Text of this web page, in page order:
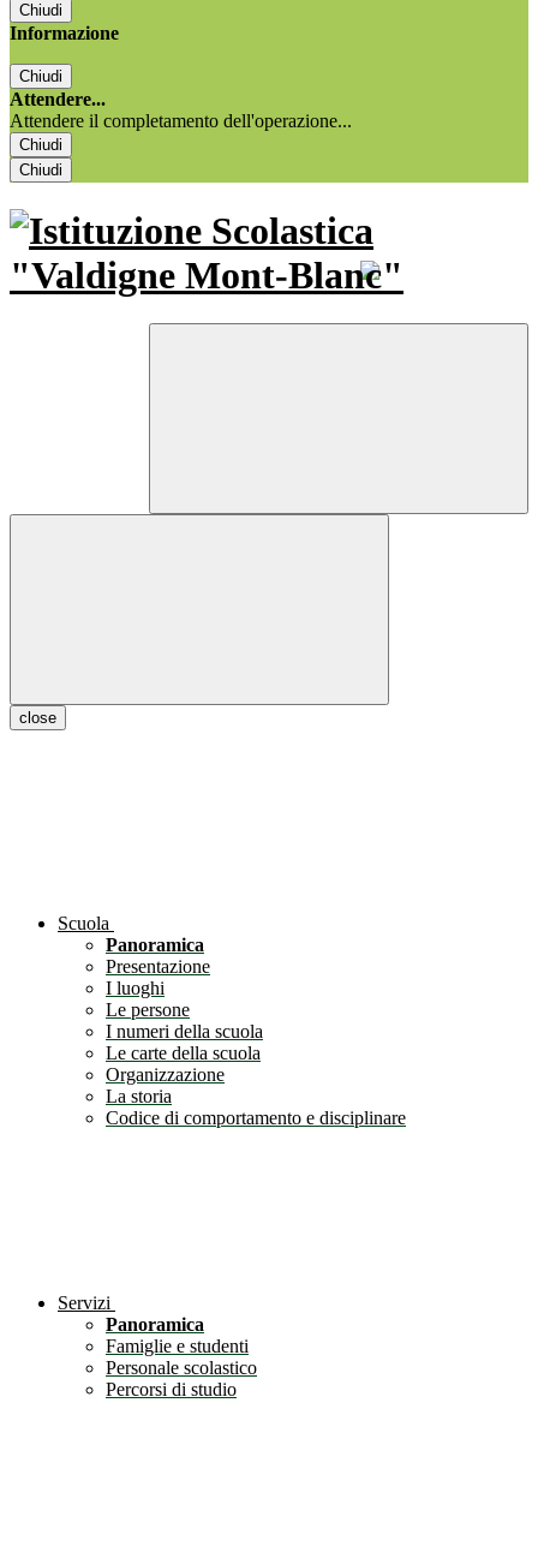
Chiudi
Informazione
Chiudi
Attendere...
Attendere il completamento dell'operazione...
Chiudi
Chiudi
close
Scuola
Panoramica
Presentazione
I luoghi
Le persone
I numeri della scuola
Le carte della scuola
Organizzazione
La storia
Codice di comportamento e disciplinare
Servizi
Panoramica
Famiglie e studenti
Personale scolastico
Percorsi di studio